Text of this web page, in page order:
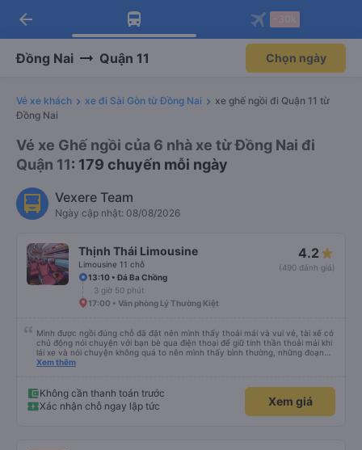
Tải app Vexere ngay!
Nhận ưu đãi thành viên độc
Mở app
Tải app Vexere
-30k/ghế khi đặt vé máy bay qua
Mở app
arrow_back
Đồng Nai Quận 11 Chọn ngày
Vé xe khách xe đi Sài Gòn từ Đồng Nai
xe ghế ngồi đi Quận 11 từ
Đồng Nai
Vé xe Ghế ngồi của 6 nhà xe từ Đồng Nai đi
Quận 11: 179 chuyến mỗi ngày
Vexere Team
Ngày cập nhật: 08/08/2026
Thịnh Thái Limousine
Limousine 11 chỗ
4.2
(490 đánh giá)
13:10 • Đá Ba Chồng
3 giờ 50 phút
17:00 • Văn phòng Lý Thường Kiệt
Mình được ngồi đúng chỗ đã đặt nên mình thấy thoải mái và vui vẻ, tài xế có
chủ động nói chuyện với bạn bè qua điện thoại để giữ tinh thần thoải mái khi
lái xe và nói chuyện không quá to nên mình thấy bình thường, những đoạn
cần tập trung như vào đường đèo thì tài xế ngừng lại để tập trung. Tài xế
sạch, thoải mái không mùi nhiều.
Xem thêm
Không cần thanh toán trước
Xác nhận chỗ ngay lập tức
Xem giá